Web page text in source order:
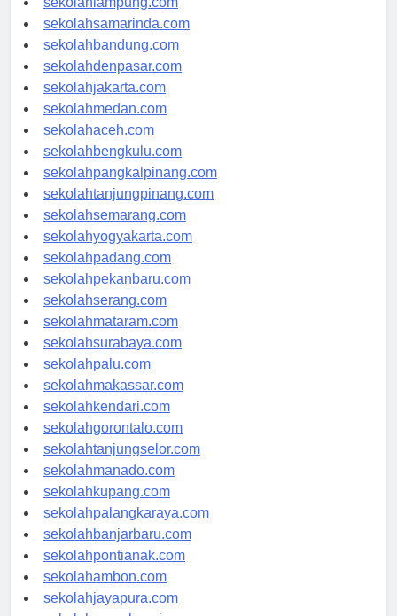
sekolahlampung.com
sekolahsamarinda.com
sekolahbandung.com
sekolahdenpasar.com
sekolahjakarta.com
sekolahmedan.com
sekolahaceh.com
sekolahbengkulu.com
sekolahpangkalpinang.com
sekolahtanjungpinang.com
sekolahsemarang.com
sekolahyogyakarta.com
sekolahpadang.com
sekolahpekanbaru.com
sekolahserang.com
sekolahmataram.com
sekolahsurabaya.com
sekolahpalu.com
sekolahmakassar.com
sekolahkendari.com
sekolahgorontalo.com
sekolahtanjungselor.com
sekolahmanado.com
sekolahkupang.com
sekolahpalangkaraya.com
sekolahbanjarbaru.com
sekolahpontianak.com
sekolahambon.com